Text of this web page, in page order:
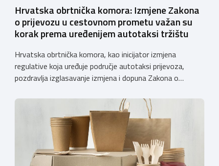
Hrvatska obrtnička komora: Izmjene Zakona
o prijevozu u cestovnom prometu važan su
korak prema uređenijem autotaksi tržištu
Hrvatska obrtnička komora, kao inicijator izmjena
regulative koja uređuje područje autotaksi prijevoza,
pozdravlja izglasavanje izmjena i dopuna Zakona o
Komora upozorava na sve manjkavosti koje je donijela
potpuna liberalizacija taksi tržišta tako da ove izmjene
predstavljaju važan iskorak prema uređenijem tržištu,
sigurnijem prijevozu putnika i stvaranju pravednijih uvjeta